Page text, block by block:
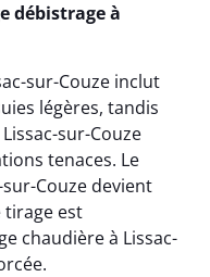
débistrage à
sur-Couze inclut
légères, tandis
sur-Couze
tenaces. Le
Couze devient
tirage est
chaudière à Lissac-